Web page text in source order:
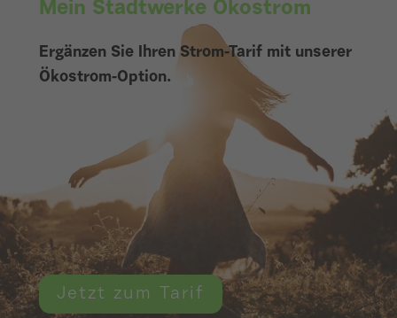
Mein Stadtwerke Ökostrom
Ergänzen Sie Ihren Strom-Tarif mit unserer
Ökostrom-Option.
Jetzt zum Tarif